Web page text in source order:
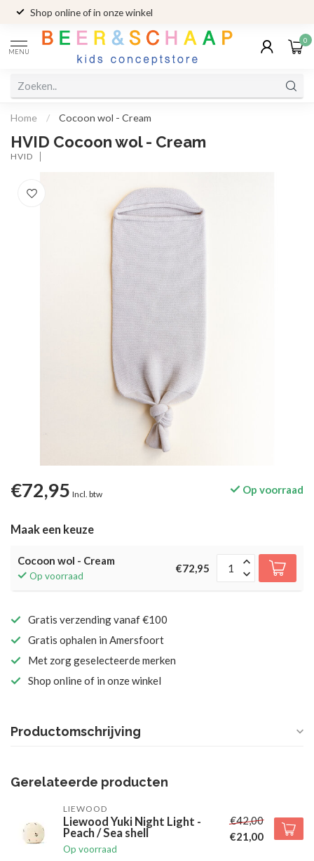
Shop online of in onze winkel
MENU
0
Home / Cocoon wol - Cream
HVID Cocoon wol - Cream
HVID
€72,95 Incl. btw Op voorraad
Maak een keuze
Cocoon wol - Cream
Op voorraad
€72,95
Gratis verzending vanaf €100
Gratis ophalen in Amersfoort
Met zorg geselecteerde merken
Shop online of in onze winkel
Productomschrijving
Gerelateerde producten
LIEWOOD
Liewood Yuki Night Light -
Peach / Sea shell
Op voorraad
€42,00
€21,00